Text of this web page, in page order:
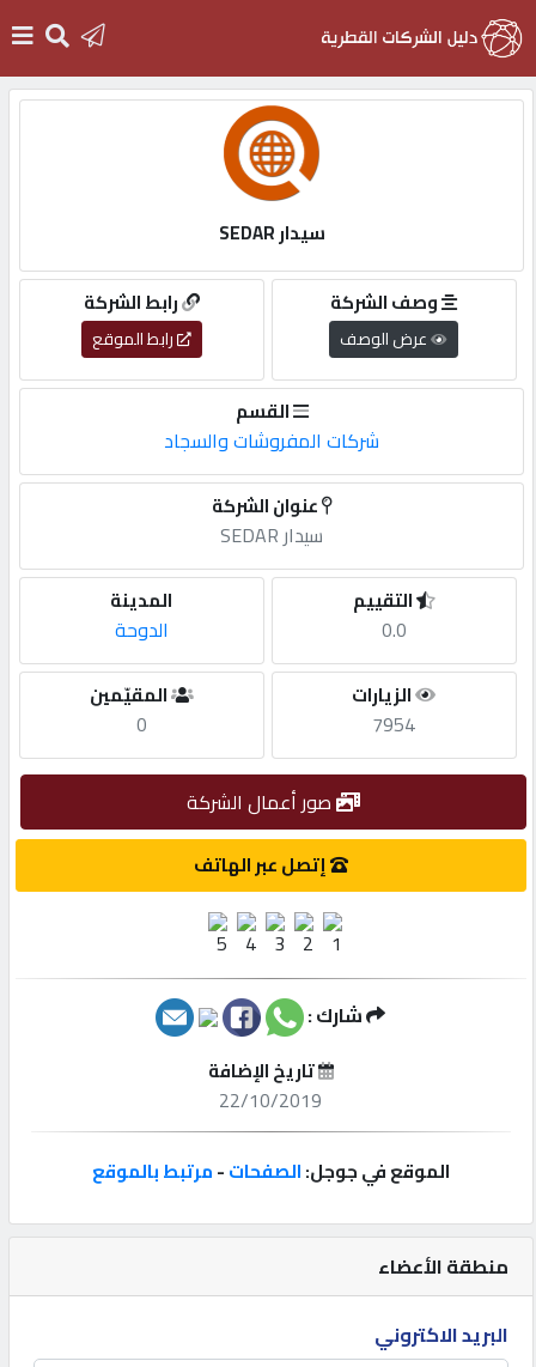
التسجيل
English
أضف
مطلوب
طلب
الاحصائيات
إتصل
إعلانات
المنتدى
منطقة الأعضاء
البريد الاكتروني
سيدار SEDAR
رابط الشركة
رابط الموقع
وصف الشركة
عرض الوصف
القسم
شركات المفروشات والسجاد
عنوان الشركة
سيدار SEDAR
المدينة
الدوحة
التقييم
0.0
المقيّمين
0
الزيارات
7954
صور أعمال الشركة
إتصل عبر الهاتف
شارك :
تاريخ الإضافة
22/10/2019
الموقع في جوجل:الصفحات-مرتبط بالموقع